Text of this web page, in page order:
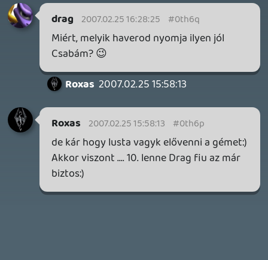
2026.07.22.
p34c3
TESZT
MECCHA CHAMELEON BLOGTESZT
Necroman Mk2
LUFTRAUSERS